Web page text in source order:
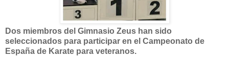
Dos miembros del Gimnasio Zeus han sido
seleccionados para participar en el Campeonato de
España de Karate para veteranos.